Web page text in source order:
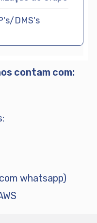
DMS's
contam com:
whatsapp)